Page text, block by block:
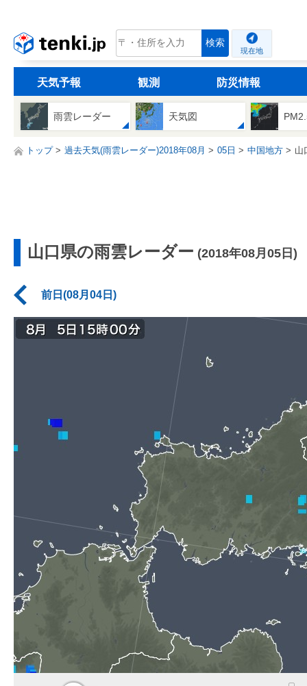
tenki.jp 検索
現在地
天気予報 観測 防災情報
雨雲レーダー 天気図
トップ 過去天気(雨雲レーダー)2018年08月 05日 中国地方 山
山口県の雨雲レーダー (2018年08月05日)
前日(08月04日)